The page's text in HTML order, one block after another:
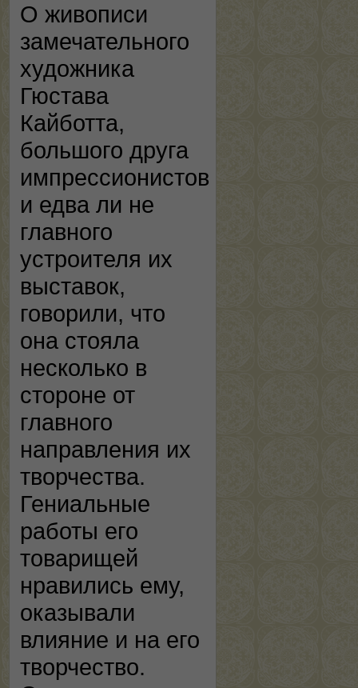
О живописи
замечательного
художника
Гюстава
Кайботта,
большого друга
импрессионистов
и едва ли не
главного
устроителя их
выставок,
говорили, что
она стояла
несколько в
стороне от
главного
направления их
творчества.
Гениальные
работы его
товарищей
нравились ему,
оказывали
влияние и на его
творчество.